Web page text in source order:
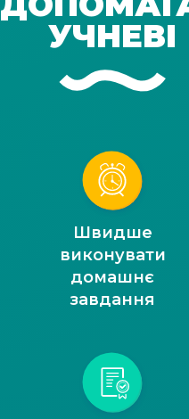
УЧНЕВІ
Швидше
виконувати
домашнє
завдання